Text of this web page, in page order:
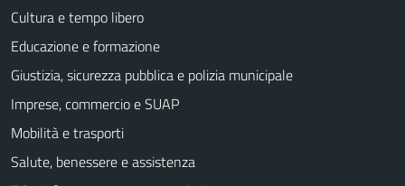
Cultura e tempo libero
Educazione e formazione
Giustizia, sicurezza pubblica e polizia municipale
Imprese, commercio e SUAP
Mobilità e trasporti
Salute, benessere e assistenza